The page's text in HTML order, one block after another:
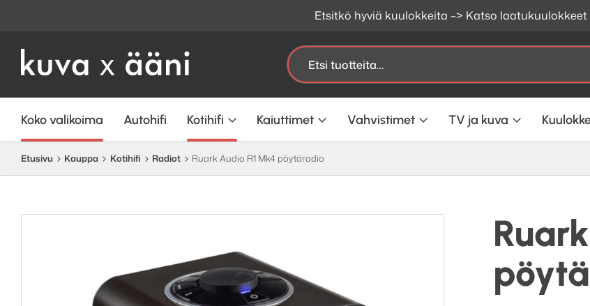
Etsitkö hyviä kuulokkeita –> Katso laatukuulokkeet
Etsi:
Koko valikoima Autohifi Kotihifi Kaiuttimet Vahvistimet TV ja kuva
Etusivu Kauppa Kotihifi Radiot Ruark Audio R1 Mk4 pöytäradio